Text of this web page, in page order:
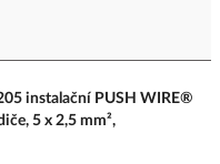
instalační PUSH WIRE®
5 x 2,5 mm²,